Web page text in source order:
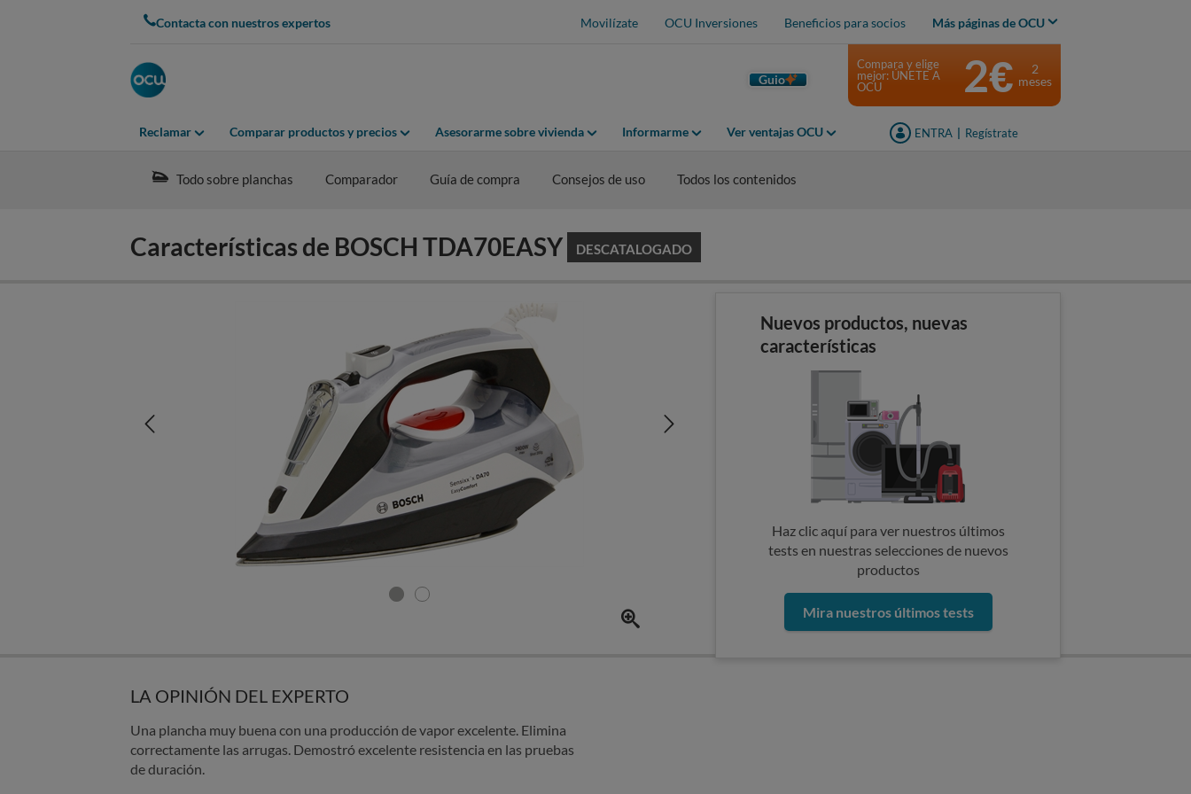
Contacta con nuestros expertos Movilízate OCU Inversiones Beneficios para socios Más páginas de OCU
Guio
Reclamar Comparar productos y precios Asesorarme sobre vivienda Informarme Ver ventajas OCU ENTRA Regístrate
Compara y elige
mejor: ÚNETE A
OCU
2€
2
meses
Todo sobre planchas Comparador Guía de compra Consejos de uso Todos los contenidos
Características de BOSCH TDA70EASY DESCATALOGADO
Nuevos productos, nuevas
características
Haz clic aquí para ver nuestros últimos
tests en nuestras selecciones de nuevos
productos
Mira nuestros últimos tests
LA OPINIÓN DEL EXPERTO
Una plancha muy buena con una producción de vapor excelente. Elimina
correctamente las arrugas. Demostró excelente resistencia en las pruebas
de duración.